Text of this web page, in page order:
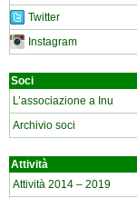
Twitter
Instagram
Soci
L’associazione a Inu
Archivio soci
Attività
Attività 2014 – 2019